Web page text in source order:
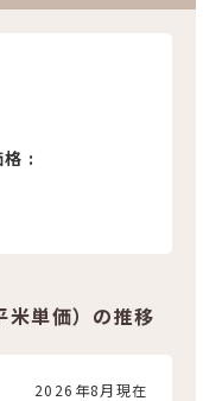
:
米単価）の推移
2026年8月現在